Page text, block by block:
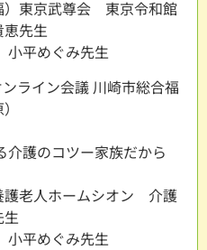
会 東京令和館
先生
平めぐみ先生
ライン会議 川崎市総合福
）
のコツー家族だから
ムシオン 介護
生
平めぐみ先生